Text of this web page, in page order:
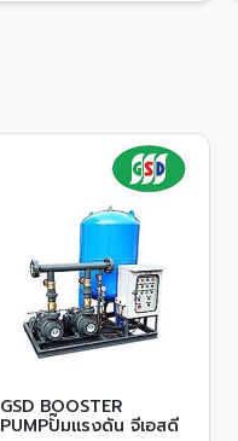
GSD BOOSTER
PUMPปั๊มแรงดัน จีเอสดี